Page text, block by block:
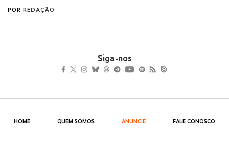
Siga-nos
HOME QUEM SOMOS ANUNCIE FALE CONOSCO